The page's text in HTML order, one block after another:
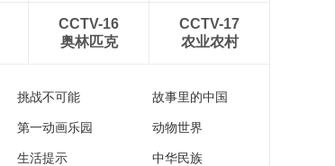
CCTV-16
奥林匹克
CCTV-17
农业农村
挑战不可能 故事里的中国
第一动画乐园 动物世界
生活提示 中华民族